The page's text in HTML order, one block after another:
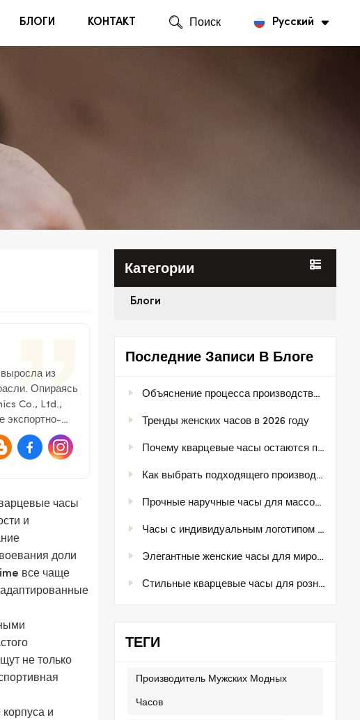
БЛОГИ КОНТАКТ Поиск Русский
Категории
Блоги
Последние Записи В Блоге
Объяснение процесса производства часов
Тренды женских часов в 2026 году
Почему кварцевые часы остаются популярными на мировых рынках
Как выбрать подходящего производителя часов для вашей марки
Прочные наручные часы для массового рынка розничной торговли
Часы с индивидуальным логотипом для частных торговых марок.
Элегантные женские часы для мировых рынков моды.
Стильные кварцевые часы для розничных и оптовых покупателей
ТЕГИ
Производитель Мужских Модных
Часов
из
Опираясь
Co., Ltd.,
экспортно-
часы
и
доли
все чаще
не только
и